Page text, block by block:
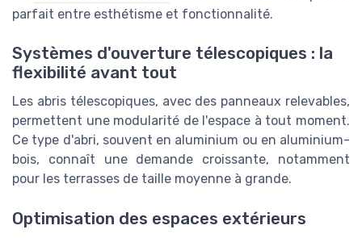
parfait entre esthétisme et fonctionnalité.
Systèmes d'ouverture télescopiques : la
flexibilité avant tout
Les abris télescopiques, avec des panneaux relevables,
permettent une modularité de l'espace à tout moment.
Ce type d'abri, souvent en aluminium ou en aluminium-
bois, connaît une demande croissante, notamment
pour les terrasses de taille moyenne à grande.
Optimisation des espaces extérieurs